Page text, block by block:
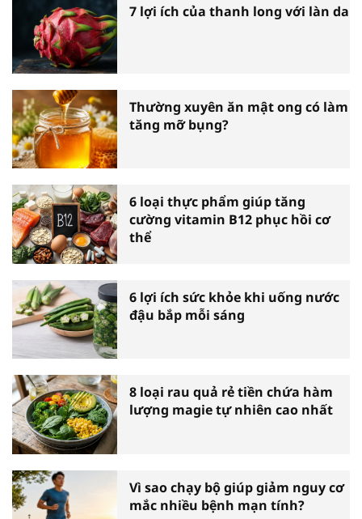
7 lợi ích của thanh long với làn da
Thường xuyên ăn mật ong có làm
tăng mỡ bụng?
6 loại thực phẩm giúp tăng
cường vitamin B12 phục hồi cơ
thể
6 lợi ích sức khỏe khi uống nước
đậu bắp mỗi sáng
8 loại rau quả rẻ tiền chứa hàm
lượng magie tự nhiên cao nhất
Vì sao chạy bộ giúp giảm nguy cơ
mắc nhiều bệnh mạn tính?